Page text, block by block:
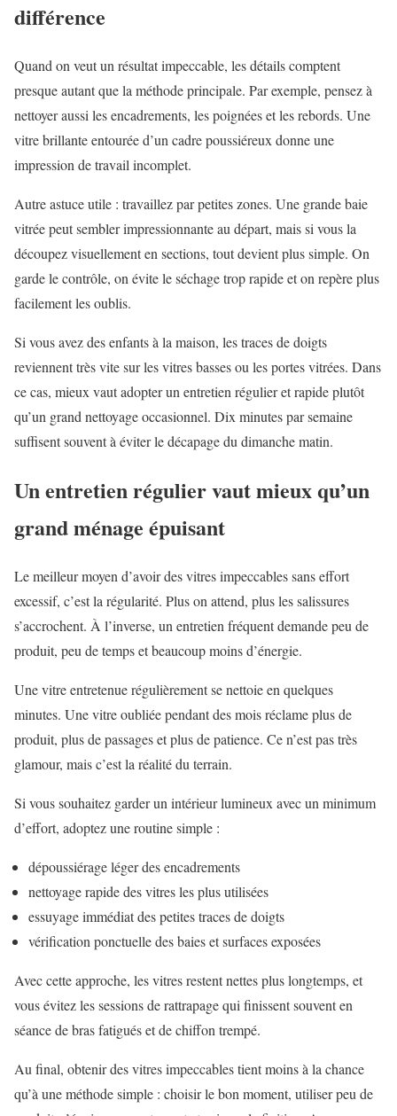
différence
Quand on veut un résultat impeccable, les détails comptent
presque autant que la méthode principale. Par exemple, pensez à
nettoyer aussi les encadrements, les poignées et les rebords. Une
vitre brillante entourée d’un cadre poussiéreux donne une
impression de travail incomplet.
Autre astuce utile : travaillez par petites zones. Une grande baie
vitrée peut sembler impressionnante au départ, mais si vous la
découpez visuellement en sections, tout devient plus simple. On
garde le contrôle, on évite le séchage trop rapide et on repère plus
facilement les oublis.
Si vous avez des enfants à la maison, les traces de doigts
reviennent très vite sur les vitres basses ou les portes vitrées. Dans
ce cas, mieux vaut adopter un entretien régulier et rapide plutôt
qu’un grand nettoyage occasionnel. Dix minutes par semaine
suffisent souvent à éviter le décapage du dimanche matin.
Un entretien régulier vaut mieux qu’un
grand ménage épuisant
Le meilleur moyen d’avoir des vitres impeccables sans effort
excessif, c’est la régularité. Plus on attend, plus les salissures
s’accrochent. À l’inverse, un entretien fréquent demande peu de
produit, peu de temps et beaucoup moins d’énergie.
Une vitre entretenue régulièrement se nettoie en quelques
minutes. Une vitre oubliée pendant des mois réclame plus de
produit, plus de passages et plus de patience. Ce n’est pas très
glamour, mais c’est la réalité du terrain.
Si vous souhaitez garder un intérieur lumineux avec un minimum
d’effort, adoptez une routine simple :
dépoussiérage léger des encadrements
nettoyage rapide des vitres les plus utilisées
essuyage immédiat des petites traces de doigts
vérification ponctuelle des baies et surfaces exposées
Avec cette approche, les vitres restent nettes plus longtemps, et
vous évitez les sessions de rattrapage qui finissent souvent en
séance de bras fatigués et de chiffon trempé.
Au final, obtenir des vitres impeccables tient moins à la chance
qu’à une méthode simple : choisir le bon moment, utiliser peu de